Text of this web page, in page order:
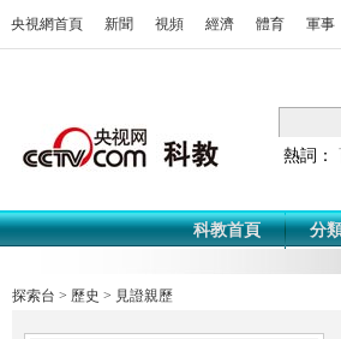
央視網首頁 新聞 視頻 經濟 體育 軍事
熱詞：
科教首頁 分
探索台 > 歷史 > 見證親歷